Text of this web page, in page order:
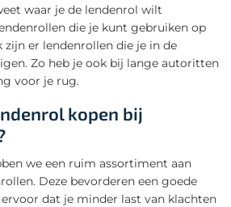
waar je de lendenrol wilt
die je kunt gebruiken op
zijn er lendenrollen die je in de
Zo heb je ook bij lange autoritten
voor je rug.
kopen bij
we een ruim assortiment aan
Deze bevorderen een goede
dat je minder last van klachten